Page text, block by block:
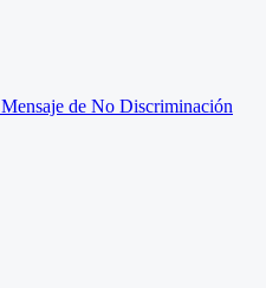
Mensaje de No Discriminación